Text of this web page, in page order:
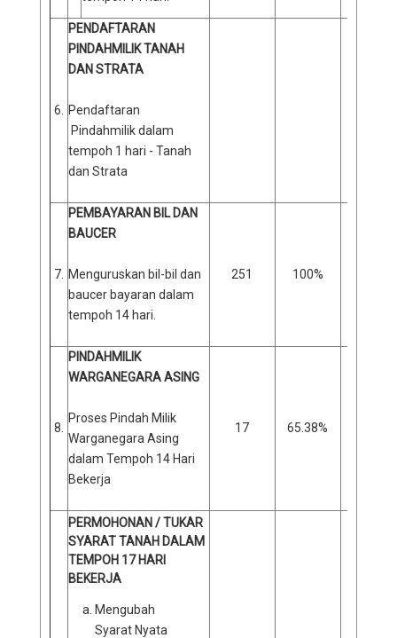
6.
PENDAFTARAN
PINDAHMILIK TANAH
DAN STRATA
Pendaftaran
Pindahmilik dalam
tempoh 1 hari - Tanah
dan Strata
7.
PEMBAYARAN BIL DAN
BAUCER
Menguruskan bil-bil dan
baucer bayaran dalam
tempoh 14 hari.
251 100%
8.
PINDAHMILIK
WARGANEGARA ASING
Proses Pindah Milik
Warganegara Asing
dalam Tempoh 14 Hari
Bekerja
17 65.38%
PERMOHONAN / TUKAR
SYARAT TANAH DALAM
TEMPOH 17 HARI
BEKERJA
Mengubah
Syarat Nyata